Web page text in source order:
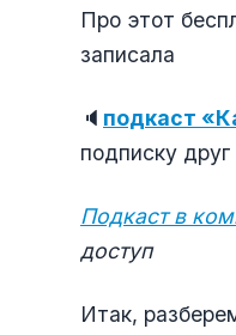
Про этот
записала
🔈 подкаст
подписку друг
Подкаст в
доступ
Итак,